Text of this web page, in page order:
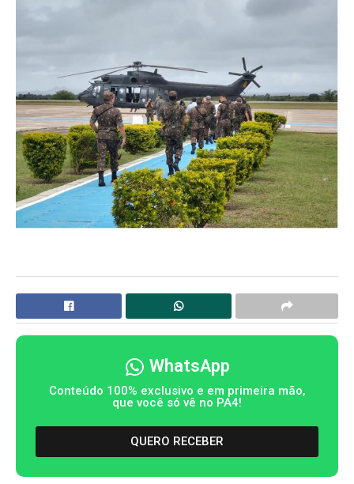
WhatsApp
Conteúdo 100% exclusivo e em primeira mão,
que você só vê no PA4!
QUERO RECEBER